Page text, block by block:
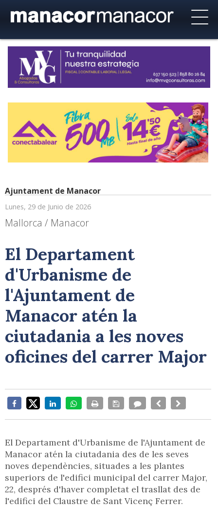
Ajuntament de Manacor
Lunes, 29 de Junio de 2026
Mallorca / Manacor
El Departament
d'Urbanisme de
l'Ajuntament de
Manacor atén la
ciutadania a les noves
oficines del carrer Major
El Departament d'Urbanisme de l'Ajuntament de
Manacor atén la ciutadania des de les seves
noves dependències, situades a les plantes
superiors de l'edifici municipal del carrer Major,
22, després d'haver completat el trasllat des de
l'edifici del Claustre de Sant Vicenç Ferrer.